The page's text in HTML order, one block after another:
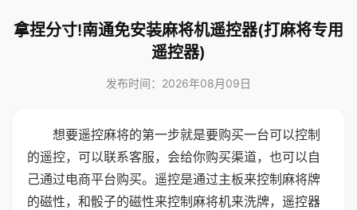
拿捏分寸!南通免安装麻将机遥控器(打麻将专用
遥控器)
发布时间：2026年08月09日
想要遥控麻将的第一步就是要购买一台可以控制
的遥控，可以联系客服，会给你购买渠道，也可以自
己通过电商平台购买。遥控是通过主板来控制麻将牌
的磁性，和骰子的磁性来控制麻将机来洗牌，遥控器